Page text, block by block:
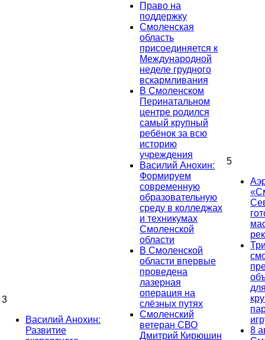
3
Василий Анохин:
Развитие
Право на
поддержку
Смоленская
область
присоединяется к
Международной
неделе грудного
вскармливания
В Смоленском
Перинатальном
центре родился
самый крупный
ребёнок за всю
историю
учреждения
Василий Анохин:
Формируем
современную
образовательную
среду в колледжах
и техникумах
Смоленской
области
В Смоленской
области впервые
проведена
лазерная
операция на
слёзных путях
Смоленский
ветеран СВО
Дмитрий Кирюшин
5
8